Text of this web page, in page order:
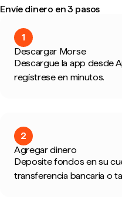
Envíe dinero en 3 pasos
1
Descargar Morse
Descargue la app desde
regístrese en minutos.
2
Agregar dinero
Deposite fondos en su
transferencia bancaria o